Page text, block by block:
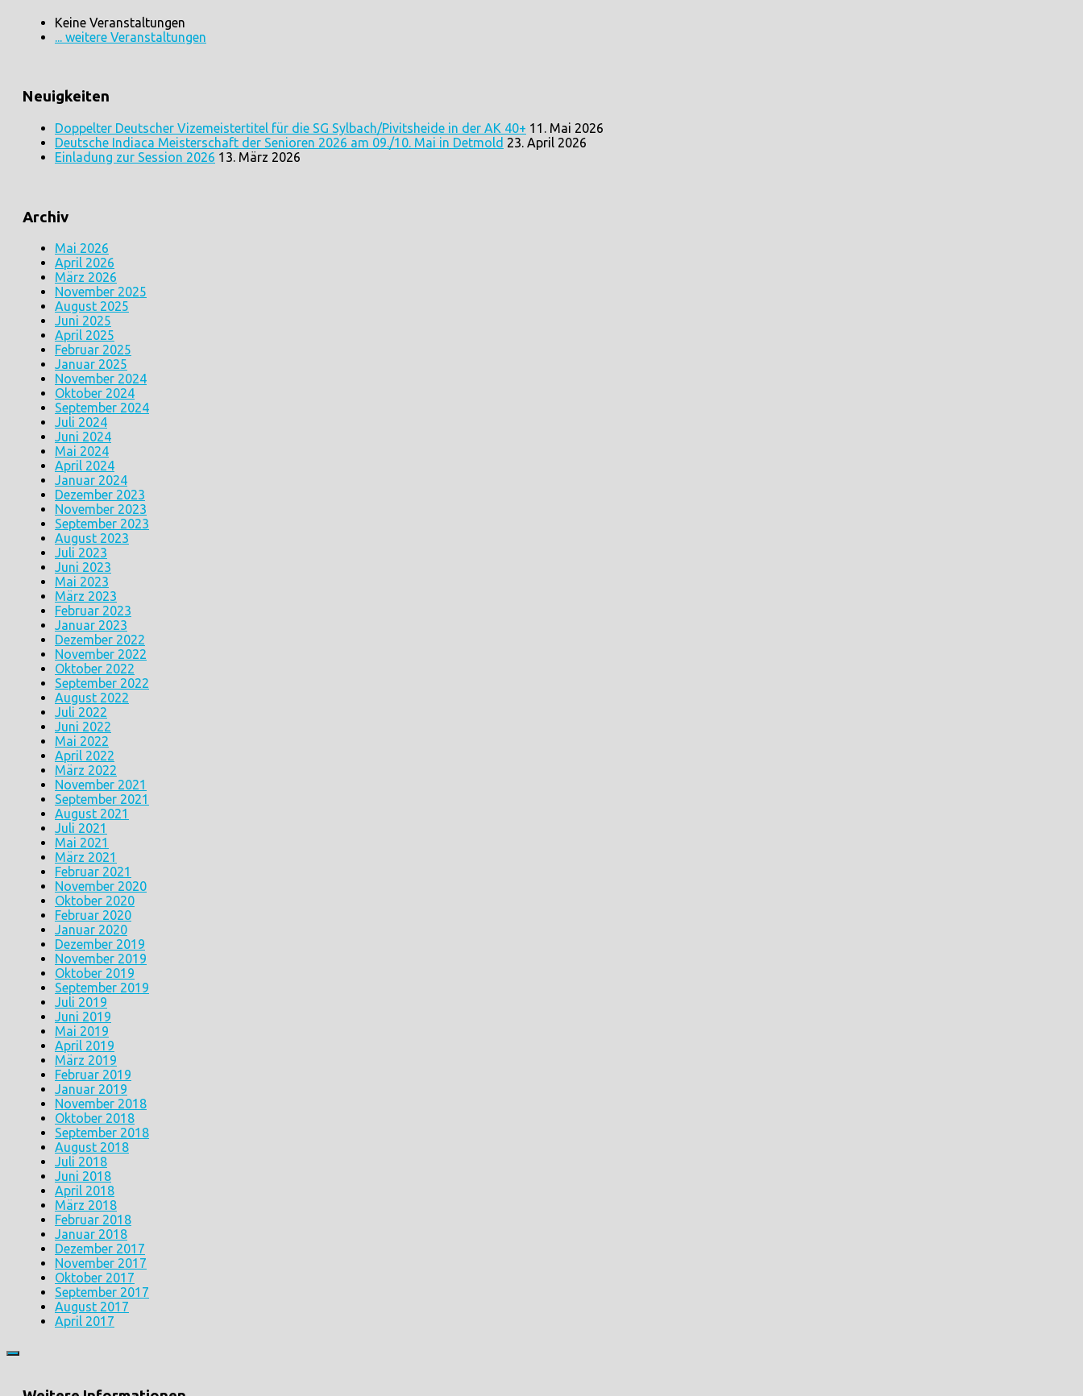
Keine Veranstaltungen
... weitere Veranstaltungen
Neuigkeiten
Doppelter Deutscher Vizemeistertitel für die SG Sylbach/Pivitsheide in der AK 40+ 11. Mai 2026
Deutsche Indiaca Meisterschaft der Senioren 2026 am 09./10. Mai in Detmold 23. April 2026
Einladung zur Session 2026 13. März 2026
Archiv
Mai 2026
April 2026
März 2026
November 2025
August 2025
Juni 2025
April 2025
Februar 2025
Januar 2025
November 2024
Oktober 2024
September 2024
Juli 2024
Juni 2024
Mai 2024
April 2024
Januar 2024
Dezember 2023
November 2023
September 2023
August 2023
Juli 2023
Juni 2023
Mai 2023
März 2023
Februar 2023
Januar 2023
Dezember 2022
November 2022
Oktober 2022
September 2022
August 2022
Juli 2022
Juni 2022
Mai 2022
April 2022
März 2022
November 2021
September 2021
August 2021
Juli 2021
Mai 2021
März 2021
Februar 2021
November 2020
Oktober 2020
Februar 2020
Januar 2020
Dezember 2019
November 2019
Oktober 2019
September 2019
Juli 2019
Juni 2019
Mai 2019
April 2019
März 2019
Februar 2019
Januar 2019
November 2018
Oktober 2018
September 2018
August 2018
Juli 2018
Juni 2018
April 2018
März 2018
Februar 2018
Januar 2018
Dezember 2017
November 2017
Oktober 2017
September 2017
August 2017
April 2017